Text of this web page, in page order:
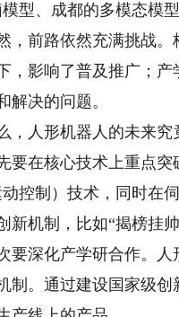
型、成都的多模态模
前路依然充满挑战。
，影响了普及推广；
解决的问题。
人形机器人的未来究
在核心技术上重点突
动控制）技术，同时在
新机制，比如“揭榜挂
深化产学研合作。人
制。通过建设国家级